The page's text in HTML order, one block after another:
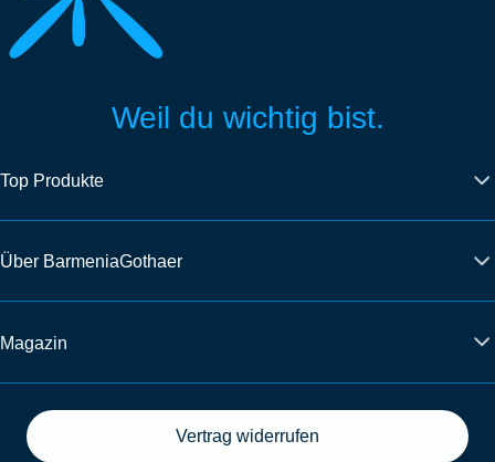
Weil du wichtig bist.
Top Produkte
Über BarmeniaGothaer
Magazin
Vertrag widerrufen